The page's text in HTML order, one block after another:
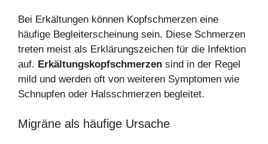
Bei Erkältungen können Kopfschmerzen eine
häufige Begleiterscheinung sein. Diese Schmerzen
treten meist als Erklärungszeichen für die Infektion
auf. Erkältungskopfschmerzen sind in der Regel
mild und werden oft von weiteren Symptomen wie
Schnupfen oder Halsschmerzen begleitet.
Migräne als häufige Ursache